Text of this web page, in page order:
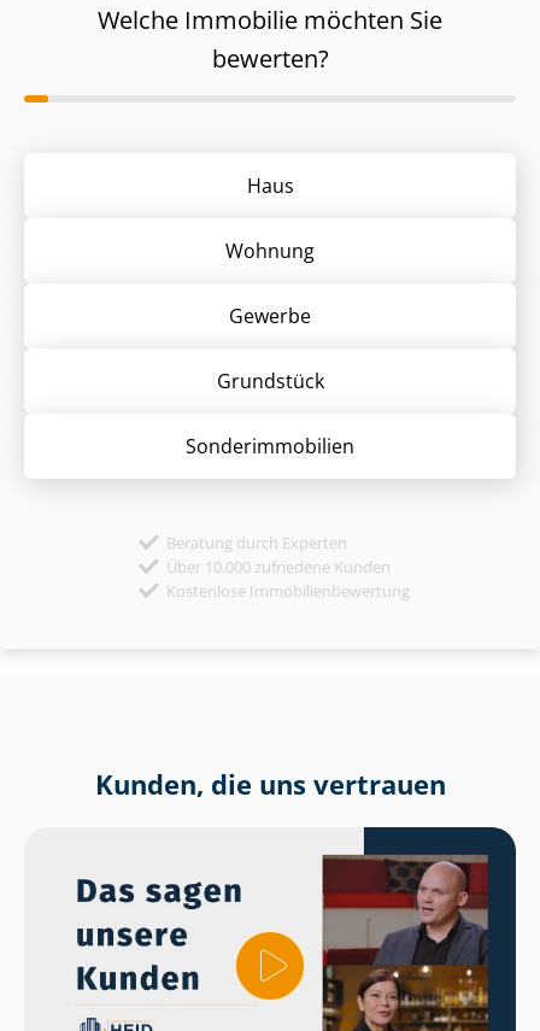
Welche Immobilie möchten Sie
bewerten?
Haus
Wohnung
Gewerbe
Grund­stück
Sonder­immobilien
Beratung durch Experten
Über 10.000 zufriedene Kunden
Kostenlose Immobilienbewertung
Kunden, die uns vertrauen